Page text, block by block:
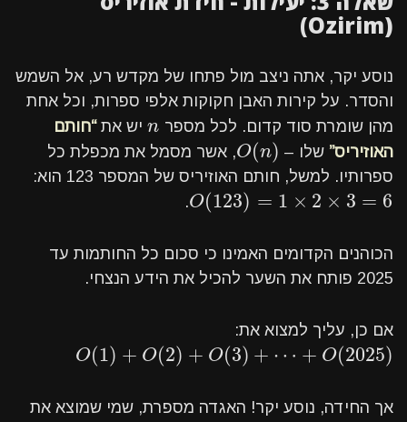
(Ozirim)
נוסע יקר, אתה ניצב מול פתחו של מקדש רע, אל השמש
והסדר. על קירות האבן חקוקות אלפי ספרות, וכל אחת
מהן שומרת סוד קדום. לכל מספר n
nיש את“חותם
האוזיריס” שלו – O(n)
O(n)
, אשר מסמל את מכפלת כל
ספרותיו. למשל, חותם האוזיריס של המספר 123 הוא:
O(123) = 1 × 2 × 3 = 6
O(123) =1 ×2× 3=6
.
הכוהנים הקדומים האמינו כי סכום כל החותמות עד
2025 פותח את השער להכיל את הידע הנצחי.
אם כן, עליך למצוא את:
O(1) + O(2) + O(3) + ⋯ + O(2025)
O(1)+O (2)+O(3)+⋯+O( 2025)
אך החידה, נוסע יקר! האגדה מספרת, שמי שמוצא את